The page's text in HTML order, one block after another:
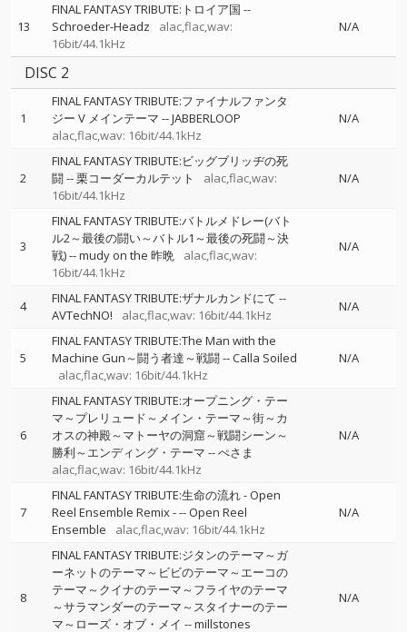
13
FINAL FANTASY TRIBUTE:トロイア国 --
Schroeder-Headz
alac,flac,wav:
16bit/44.1kHz
N/A
DISC 2
1
FINAL FANTASY TRIBUTE:ファイナルファンタ
ジー V メインテーマ --JABBERLOOP
alac,flac,wav: 16bit/44.1kHz
N/A
2
FINAL FANTASY TRIBUTE:ビッグブリッヂの死
闘--栗コーダーカルテット
alac,flac,wav:
16bit/44.1kHz
N/A
3
FINAL FANTASY TRIBUTE:バトルメドレー(バト
ル2～最後の闘い～バトル1～最後の死闘～決
戦)--mudy on the 昨晩
alac,flac,wav:
16bit/44.1kHz
N/A
4 FINAL FANTASY TRIBUTE:ザナルカンドにて --
AVTechNO!
alac,flac,wav: 16bit/44.1kHz
N/A
5
FINAL FANTASY TRIBUTE:The Man with the
Machine Gun～闘う者達～戦闘--Calla Soiled
alac,flac,wav: 16bit/44.1kHz
N/A
6
FINAL FANTASY TRIBUTE:オープニング・テー
マ～プレリュード～メイン・テーマ～街～カ
オスの神殿～マトーヤの洞窟～戦闘シーン～
勝利～エンディング・テーマ --ぺさま
alac,flac,wav: 16bit/44.1kHz
N/A
7
FINAL FANTASY TRIBUTE:生命の流れ - Open
Reel Ensemble Remix ---Open Reel
Ensemble
alac,flac,wav: 16bit/44.1kHz
N/A
8
FINAL FANTASY TRIBUTE:ジタンのテーマ～ガ
ーネットのテーマ～ビビのテーマ～エーコの
テーマ～クイナのテーマ～フライヤのテーマ
～サラマンダーのテーマ～スタイナーのテー
マ～ローズ・オブ・メイ --millstones
N/A